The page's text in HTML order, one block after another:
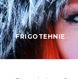
FRIGOTEHNIE